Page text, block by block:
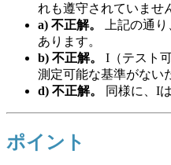
れも遵守されていませ
a) 不正解。
上記の通
あります。
b) 不正解。
I（テスト
測定可能な基準がない
d) 不正解。
同様に、I
ポイント